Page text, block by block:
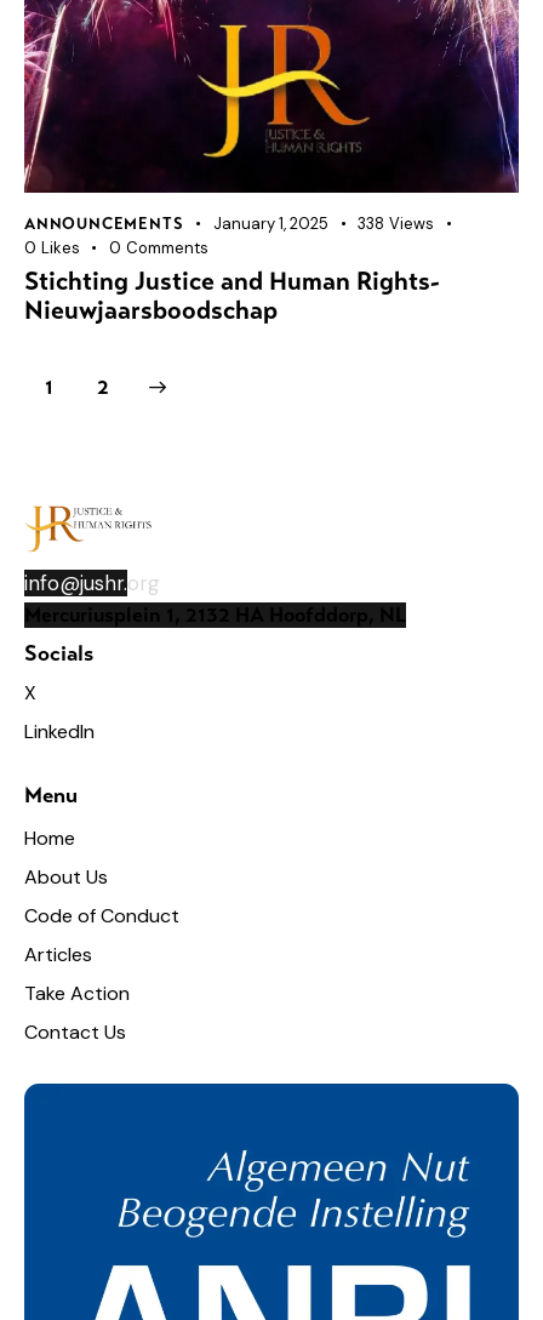
ANNOUNCEMENTS January 1, 2025 338 Views
0 Likes 0 Comments
Stichting Justice and Human Rights-
Nieuwjaarsboodschap
1 2
info@jushr.org
Mercuriusplein 1, 2132 HA Hoofddorp, NL
Socials
X
LinkedIn
Menu
Home
About Us
Code of Conduct
Articles
Take Action
Contact Us